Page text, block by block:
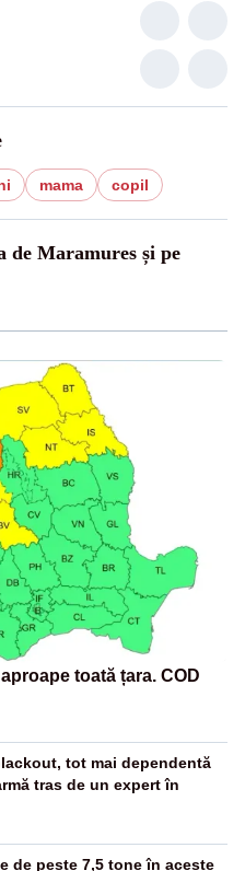
mama copil
de Maramures și pe
toată țara. COD
tot mai dependentă
tras de un expert în
de peste 7,5 tone în aceste